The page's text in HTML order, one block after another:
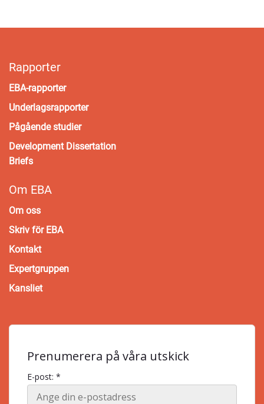
Rapporter
EBA-rapporter
Underlagsrapporter
Pågående studier
Development Dissertation
Briefs
Om EBA
Om oss
Skriv för EBA
Kontakt
Expertgruppen
Kansliet
Prenumerera på våra utskick
E-post: *